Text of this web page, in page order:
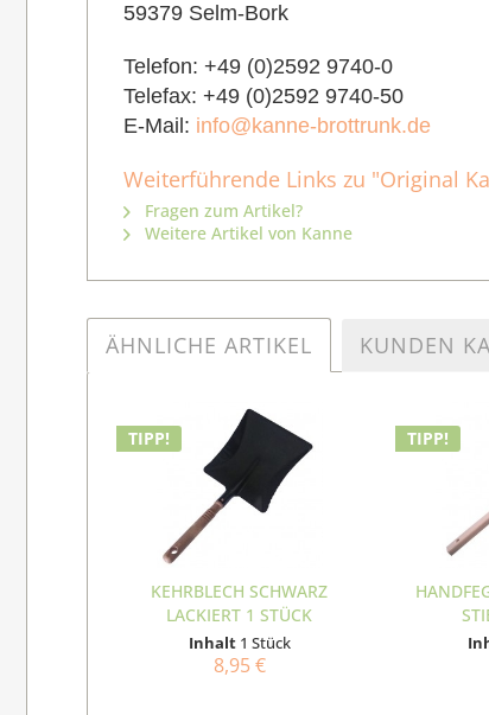
59379 Selm-Bork
Telefon: +49 (0)2592 9740-0
Telefax: +49 (0)2592 9740-50
E-Mail: info@kanne-brottrunk.de
Weiterführende Links zu "Original
Fragen zum Artikel?
Weitere Artikel von Kanne
ÄHNLICHE ARTIKEL KUNDEN
TIPP!
KEHRBLECH SCHWARZ
LACKIERT 1 STÜCK
Inhalt 1 Stück
8,95 €
TIPP!